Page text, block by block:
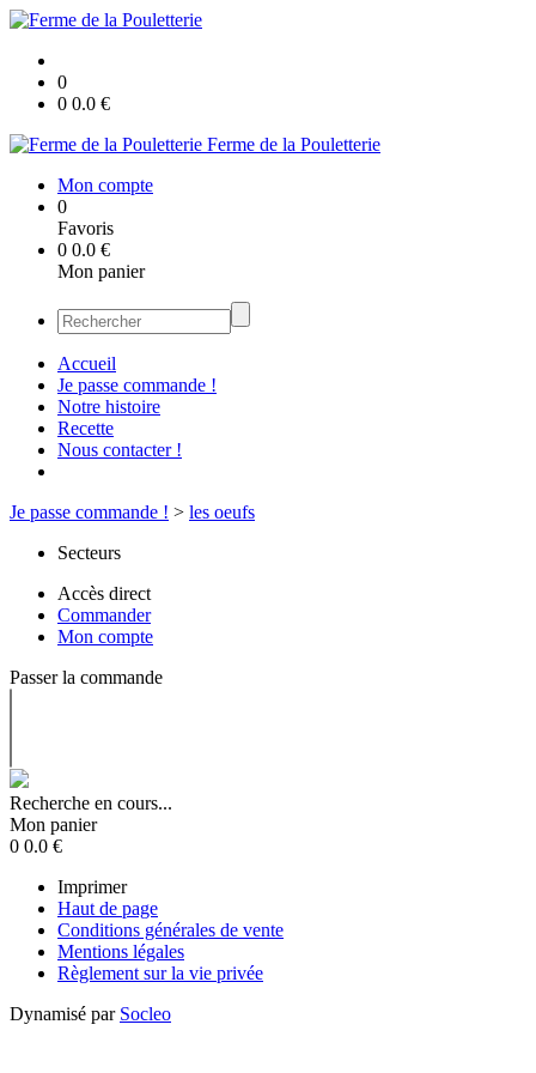
0
0 0.0 €
Ferme de la Pouletterie
Mon compte
0
Favoris
0 0.0 €
Mon panier
Accueil
Je passe commande !
Notre histoire
Recette
Nous contacter !
Je passe commande ! > les oeufs
Secteurs
Accès direct
Commander
Mon compte
Passer la commande
Recherche en cours...
Mon panier
0 0.0 €
Imprimer
Haut de page
Conditions générales de vente
Mentions légales
Règlement sur la vie privée
Dynamisé par Socleo